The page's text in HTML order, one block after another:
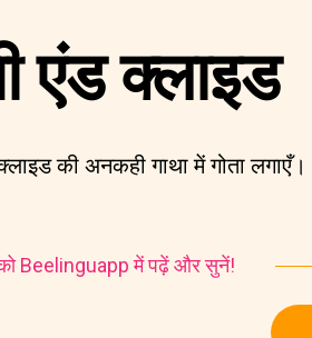
एंड क्लाइड
की अनकही गाथा में गोता लगाएँ।
Beelinguapp में पढ़ें और सुनें!